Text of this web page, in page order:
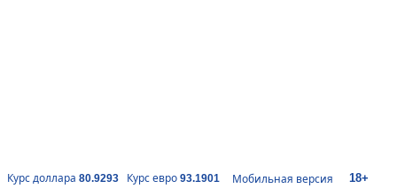
Курс доллара 80.9293 Курс евро 93.1901 Мобильная версия 18+